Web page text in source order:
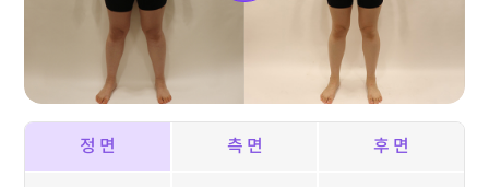
정 면 측 면 후 면